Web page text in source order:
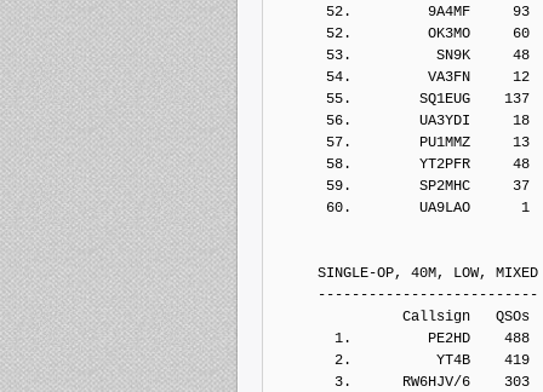
52.         9A4MF     93
52.         OK3MO     60
53.          SN9K     48
54.         VA3FN     12
55.        SQ1EUG    137
56.        UA3YDI     18
57.        PU1MMZ     13
58.        YT2PFR     48
59.        SP2MHC     37
60.        UA9LAO      1
SINGLE-OP, 40M, LOW, MIXED
--------------------------
Callsign   QSOs  Points
1.         PE2HD    488
2.          YT4B    419
3.      RW6HJV/6    303